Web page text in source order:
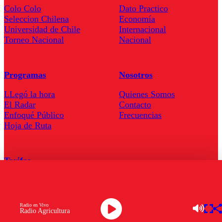
Radio Agricultura
Radio en Vivo
Colo Colo
Seleccion Chilena
Universidad de Chile
Torneo Nacional
Dato Practico
Economía
Internacional
Nacional
Programas
LLegó la hora
El Radar
Enfoqué Público
Hoja de Ruta
Nosotros
Quienes Somos
Contacto
Frecuencias
Tarifas